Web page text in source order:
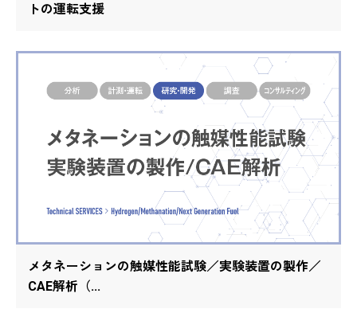
トの運転支援
メタネーションの触媒性能試験／実験装置の製作／
CAE解析（...